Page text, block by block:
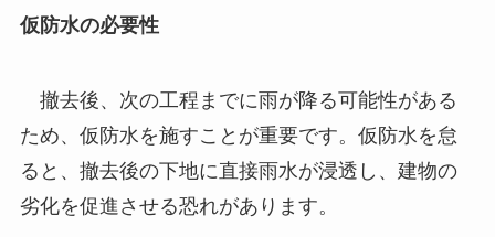
仮防水の必要性
撤去後、次の工程までに雨が降る可能性がある
ため、仮防水を施すことが重要です。仮防水を怠
ると、撤去後の下地に直接雨水が浸透し、建物の
劣化を促進させる恐れがあります。